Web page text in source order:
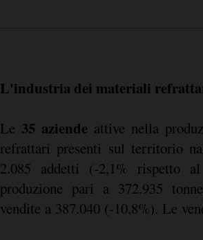
L'industria dei materiali
Le 35 aziende attive nella
refrattari presenti sul territorio
2.085 addetti (-2,1% rispetto
produzione pari a 372.935
vendite a 387.040 (-10,8%). Le